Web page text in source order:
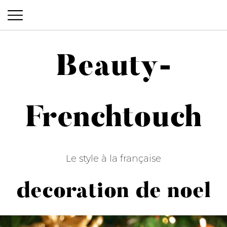
Beauty-Frenchtouch
Beauty-
Frenchtouch
Le style à la française
decoration de noel